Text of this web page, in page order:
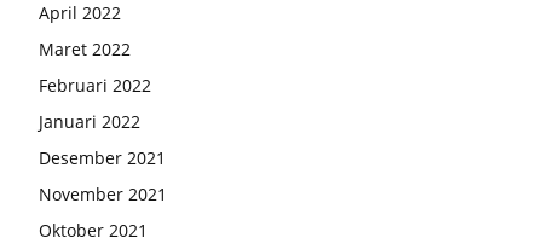
April 2022
Maret 2022
Februari 2022
Januari 2022
Desember 2021
November 2021
Oktober 2021